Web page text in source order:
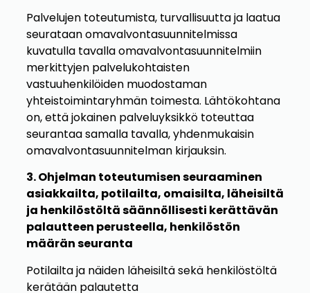
Palvelujen toteutumista, turvallisuutta ja laatua
seurataan omavalvontasuunnitelmissa
kuvatulla tavalla omavalvontasuunnitelmiin
merkittyjen palvelukohtaisten
vastuuhenkilöiden muodostaman
yhteistoimintaryhmän toimesta. Lähtökohtana
on, että jokainen palveluyksikkö toteuttaa
seurantaa samalla tavalla, yhdenmukaisin
omavalvontasuunnitelman kirjauksin.
3. Ohjelman toteutumisen seuraaminen
asiakkailta, potilailta, omaisilta, läheisiltä
ja henkilöstöltä säännöllisesti kerättävän
palautteen perusteella, henkilöstön
määrän seuranta
Potilailta ja näiden läheisiltä sekä henkilöstöltä
kerätään palautetta